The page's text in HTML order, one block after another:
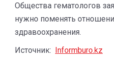
Общества гематологов
нужно поменять
здравоохранения.
Источник: Informburo.kz